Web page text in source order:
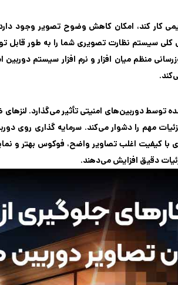
کار کند، امکان کاهش وضوح تصویر وجود
کلی سیستم نظارت تصویری شما را به طور قابل
منظم میان افزار و نرم افزار سیستم دوربین
توسط دوربین‌های امنیتی تأثیر می‌گذارد.
مهم را دشوار می‌کند. سرمایه گذاری روی
با کیفیت اغلب تصاویر واضح، فوکوس بهتر و
دقیق افزایش می‌دهند.